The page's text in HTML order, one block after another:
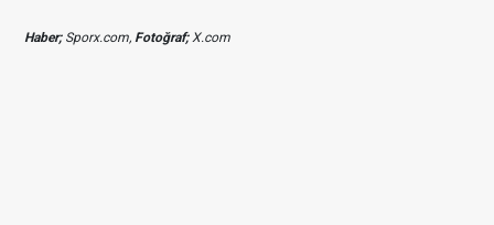
Haber;Sporx.com, Fotoğraf;X.com